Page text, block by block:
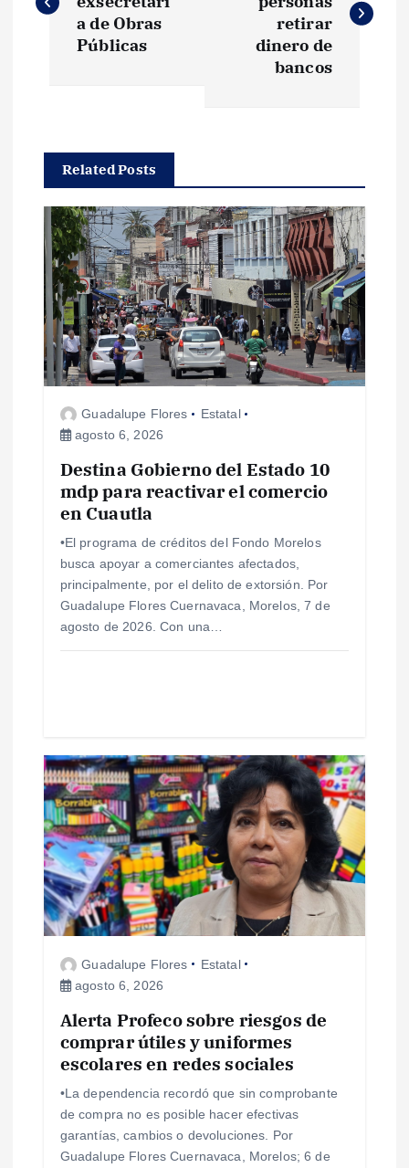
a
c
ó
n
d
a
s
a de Obras
Públicas
retirar
dinero de
bancos
Related Posts
Guadalupe Flores
Estatal
agosto 6, 2026
Destina Gobierno del Estado 10
mdp para reactivar el comercio
en Cuautla
•El programa de créditos del Fondo Morelos
busca apoyar a comerciantes afectados,
principalmente, por el delito de extorsión. Por
Guadalupe Flores Cuernavaca, Morelos, 7 de
agosto de 2026. Con una…
Guadalupe Flores
Estatal
agosto 6, 2026
Alerta Profeco sobre riesgos de
comprar útiles y uniformes
escolares en redes sociales
•La dependencia recordó que sin comprobante
de compra no es posible hacer efectivas
garantías, cambios o devoluciones. Por
Guadalupe Flores Cuernavaca, Morelos; 6 de